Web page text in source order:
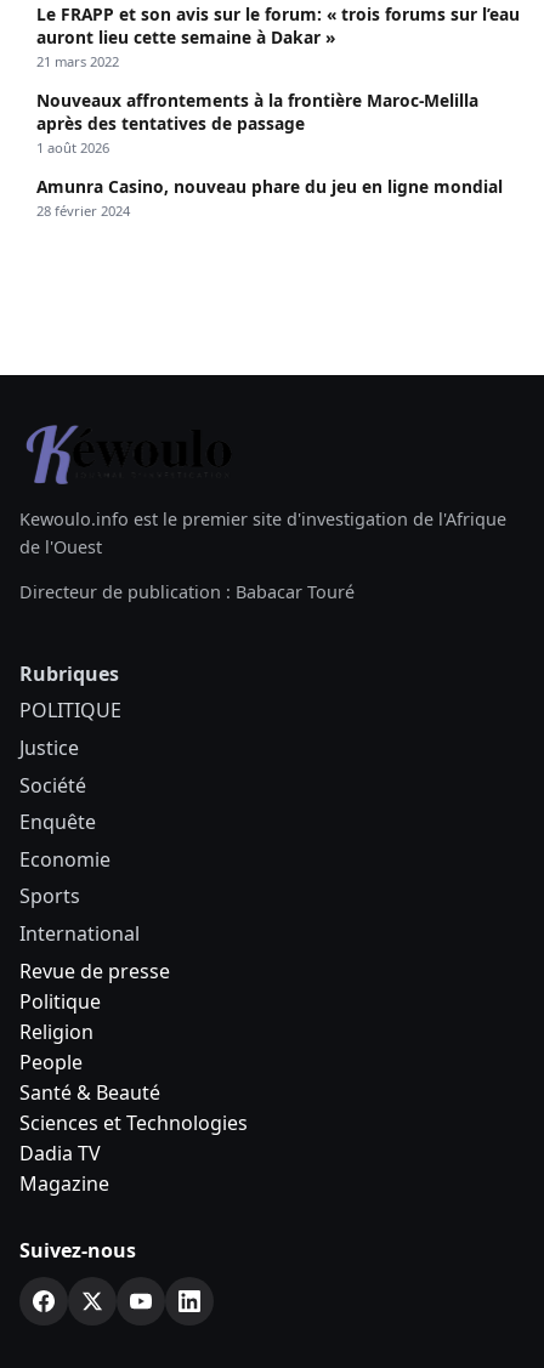
Le FRAPP et son avis sur le forum: « trois forums sur l’eau
auront lieu cette semaine à Dakar »
21 mars 2022
Nouveaux affrontements à la frontière Maroc-Melilla
après des tentatives de passage
1 août 2026
Amunra Casino, nouveau phare du jeu en ligne mondial
28 février 2024
Kewoulo.info est le premier site d'investigation de l'Afrique
de l'Ouest
Directeur de publication : Babacar Touré
Rubriques
POLITIQUE
Justice
Société
Enquête
Economie
Sports
International
Revue de presse
Politique
Religion
People
Santé & Beauté
Sciences et Technologies
Dadia TV
Magazine
Suivez-nous